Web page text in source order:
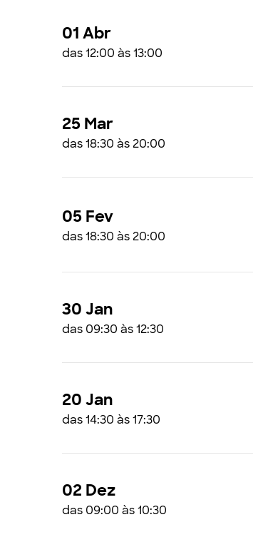
01 Abr
das 12:00 às 13:00
25 Mar
das 18:30 às 20:00
05 Fev
das 18:30 às 20:00
30 Jan
das 09:30 às 12:30
20 Jan
das 14:30 às 17:30
02 Dez
das 09:00 às 10:30